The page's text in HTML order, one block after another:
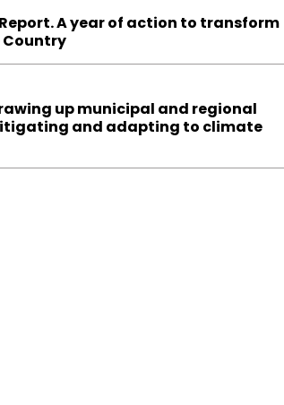
A year of action to transform
Country
up municipal and regional
and adapting to climate